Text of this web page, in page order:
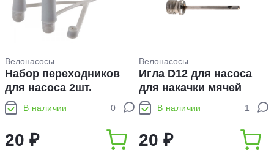
Велонасосы
Набор переходников
для насоса 2шт.
В наличии 0
20 ₽
Велонасосы
Игла D12 для насоса
для накачки мячей
В наличии 1
20 ₽